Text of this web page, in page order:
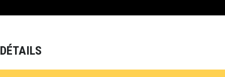
DÉTAILS